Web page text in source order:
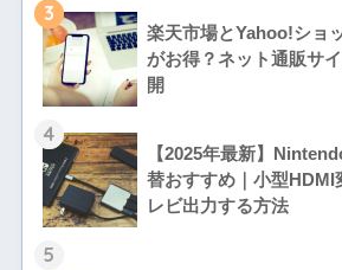
3
楽天市場とYahoo!ショ
がお得？ネット通販サ
開
4
【2025年最新】
替おすすめ｜小型HDMI
レビ出力する方法
5